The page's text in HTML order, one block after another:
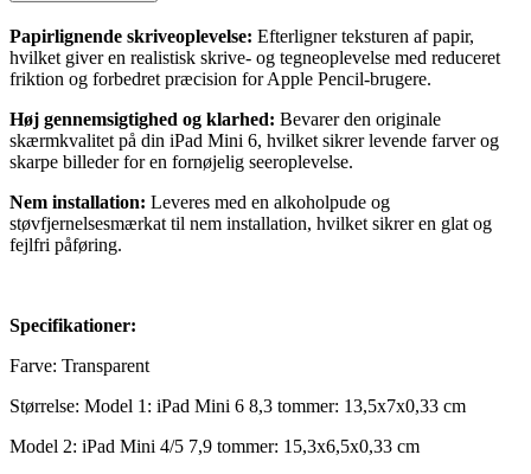
Papirlignende skriveoplevelse: Efterligner teksturen af papir,
hvilket giver en realistisk skrive- og tegneoplevelse med reduceret
friktion og forbedret præcision for Apple Pencil-brugere.
Høj gennemsigtighed og klarhed: Bevarer den originale
skærmkvalitet på din iPad Mini 6, hvilket sikrer levende farver og
skarpe billeder for en fornøjelig seeroplevelse.
Nem installation: Leveres med en alkoholpude og
støvfjernelsesmærkat til nem installation, hvilket sikrer en glat og
fejlfri påføring.
Specifikationer:
Farve: Transparent
Størrelse: Model 1: iPad Mini 6 8,3 tommer: 13,5x7x0,33 cm
Model 2: iPad Mini 4/5 7,9 tommer: 15,3x6,5x0,33 cm